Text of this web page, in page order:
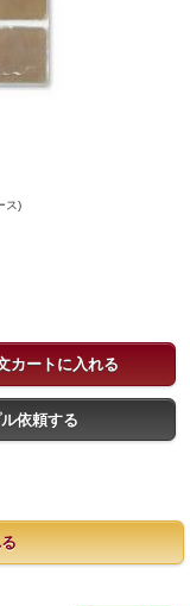
ス)
カートに入れる
依頼する